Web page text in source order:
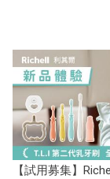
【試用募集】